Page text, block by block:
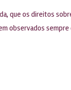
que os direitos
observados sempre